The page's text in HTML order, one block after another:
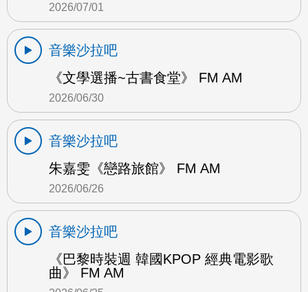
2026/07/01
音樂沙拉吧
《文學選播~古書食堂》 FM AM
2026/06/30
音樂沙拉吧
朱嘉雯《戀路旅館》 FM AM
2026/06/26
音樂沙拉吧
《巴黎時裝週 韓國KPOP 經典電影歌
曲》 FM AM